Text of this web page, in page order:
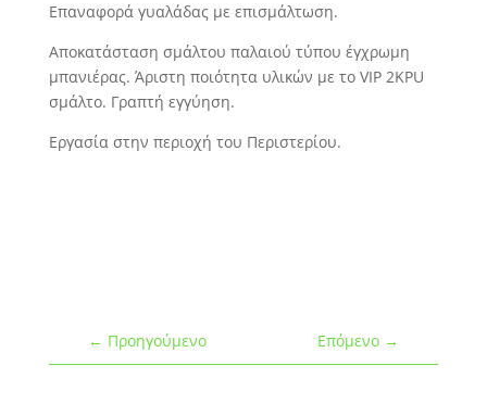
Επαναφορά γυαλάδας με επισμάλτωση.
Αποκατάσταση σμάλτου παλαιού τύπου έγχρωμη
μπανιέρας. Άριστη ποιότητα υλικών με το VIP 2ΚPU
σμάλτο. Γραπτή εγγύηση.
Εργασία στην περιοχή του Περιστερίου.
← Προηγούμενο Επόμενο →